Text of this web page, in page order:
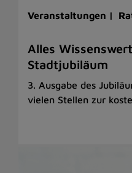
Veranstaltungen |
Alles
Stadtjubiläum
3. Ausgabe des
vielen Stellen zur